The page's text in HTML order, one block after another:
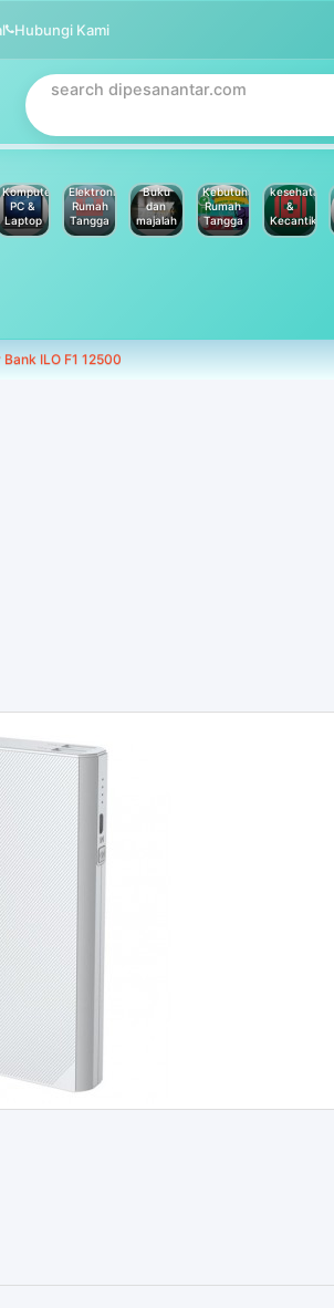
Hubungi Kami
Komputer
PC &
Laptop
Elektronik
Rumah
Tangga
Buku
dan
majalah
Kebutuhan
Rumah
Tangga
kesehatan
&
Kecantikan
ILO F1 12500